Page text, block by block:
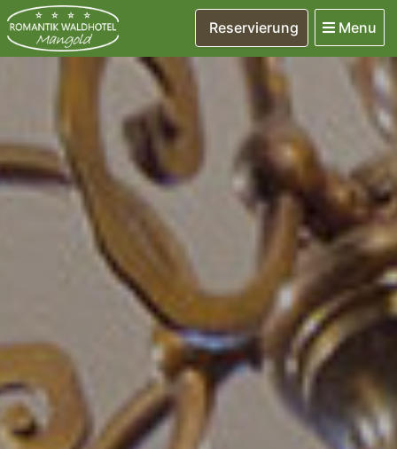
Menu
Reservierung